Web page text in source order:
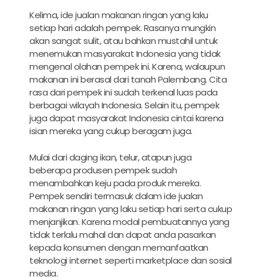
Kelima, ide jualan makanan ringan yang laku
setiap hari adalah pempek. Rasanya mungkin
akan sangat sulit, atau bahkan mustahil untuk
menemukan masyarakat Indonesia yang tidak
mengenal olahan pempek ini. Karena, walaupun
makanan ini berasal dari tanah Palembang. Cita
rasa dari pempek ini sudah terkenal luas pada
berbagai wilayah Indonesia. Selain itu, pempek
juga dapat masyarakat Indonesia cintai karena
isian mereka yang cukup beragam juga.
Mulai dari daging ikan, telur, atapun juga
beberapa produsen pempek sudah
menambahkan keju pada produk mereka.
Pempek sendiri termasuk dalam ide jualan
makanan ringan yang laku setiap hari serta cukup
menjanjikan. Karena modal pembuatannya yang
tidak terlalu mahal dan dapat anda pasarkan
kepada konsumen dengan memanfaatkan
teknologi internet seperti marketplace dan sosial
media.